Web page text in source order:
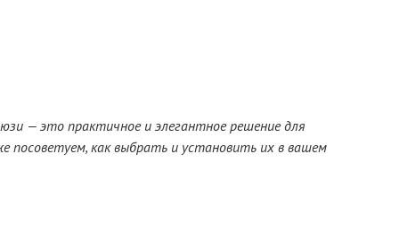
— это практичное и элегантное решение для
посоветуем, как выбрать и установить их в вашем